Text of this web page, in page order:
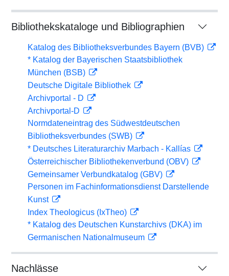
Bibliothekskataloge und Bibliographien
Katalog des Bibliotheksverbundes Bayern (BVB)
* Katalog der Bayerischen Staatsbibliothek
München (BSB)
Deutsche Digitale Bibliothek
Archivportal - D
Archivportal-D
Normdateneintrag des Südwestdeutschen
Bibliotheksverbundes (SWB)
* Deutsches Literaturarchiv Marbach - Kallías
Österreichischer Bibliothekenverbund (OBV)
Gemeinsamer Verbundkatalog (GBV)
Personen im Fachinformationsdienst Darstellende
Kunst
Index Theologicus (IxTheo)
* Katalog des Deutschen Kunstarchivs (DKA) im
Germanischen Nationalmuseum
Nachlässe